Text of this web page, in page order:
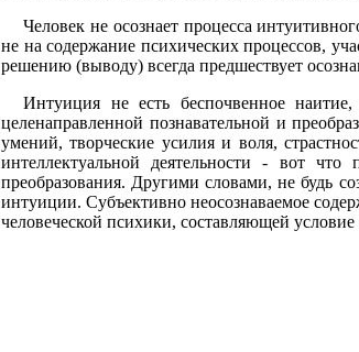
Человек не осознает процесса
не на содержание психических процессов,
решению (выводу) всегда предшествует
Интуиция не есть беспочвенное
целенаправленной познавательной и
умений, творческие усилия и воля,
интеллектуальной деятельности - вот
преобразования. Другими словами, не будь
интуиции. Субъективно неосознаваемое
человеческой психики, составляющей условие